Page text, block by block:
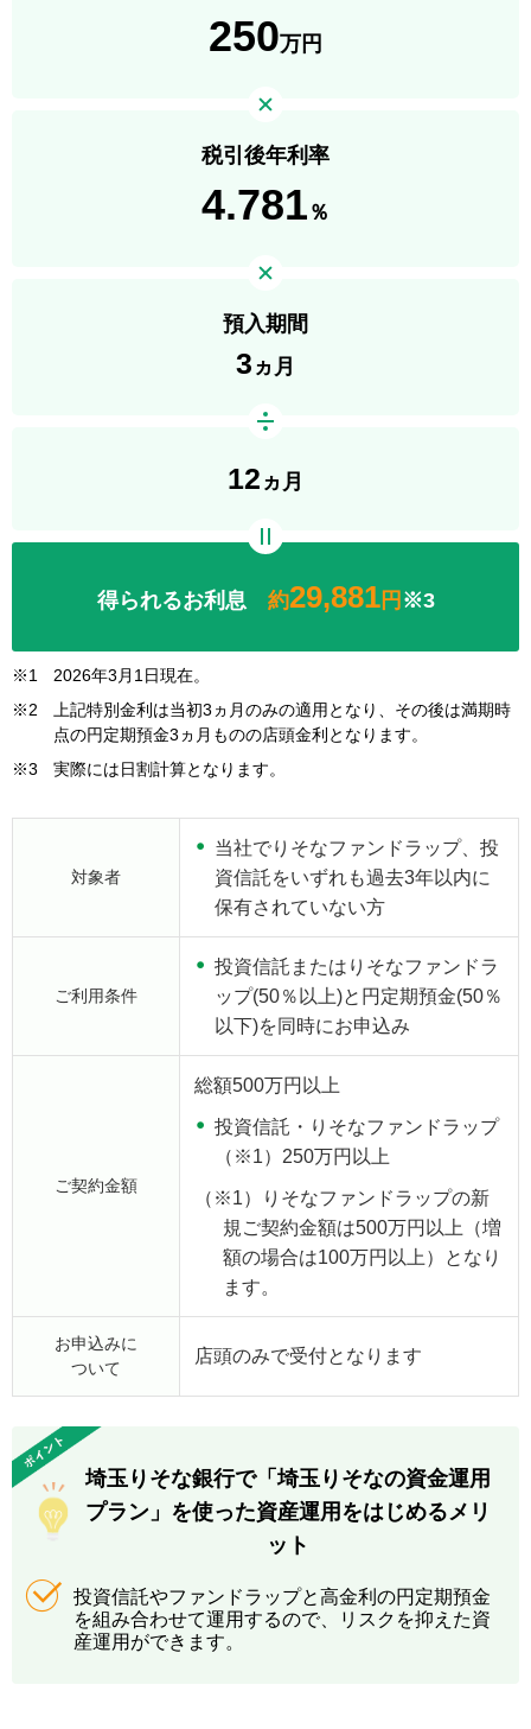
250万円
税引後年利率
4.781 ％
預入期間
3 ヵ月
12 ヵ月
得られるお利息 約29,881円 ※3
※1
2026年3月1日現在。
※2
上記特別金利は当初3ヵ月のみの適用となり、その後は満期時
点の円定期預金3ヵ月ものの店頭金利となります。
※3
実際には日割計算となります。
対象者
当社でりそなファンドラップ、投
資信託をいずれも過去3年以内に
保有されていない方
ご利用条件
投資信託またはりそなファンドラ
ップ(50％以上)と円定期預金(50％
以下)を同時にお申込み
ご契約金額
総額500万円以上
投資信託・りそなファンドラップ
（※1）250万円以上
（※1）
りそなファンドラップの新
規ご契約金額は500万円以上（増
額の場合は100万円以上）となり
ます。
お申込みに
ついて
店頭のみで受付となります
埼玉りそな銀行で「埼玉りそなの資金運用
プラン」を使った資産運用をはじめるメリ
ット
投資信託やファンドラップと高金利の円定期預金
を組み合わせて運用するので、リスクを抑えた資
産運用ができます。